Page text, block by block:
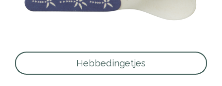
Hebbedingetjes